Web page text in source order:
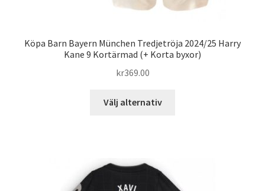
Köpa Barn Bayern München Tredjetröja 2024/25 Harry
Kane 9 Kortärmad (+ Korta byxor)
kr369.00
Välj alternativ
De